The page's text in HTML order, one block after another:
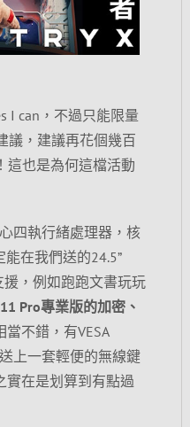
I can，不過只能限量
議，建議再花個幾百
這也是為何這檔活動
四執行緒處理器，核
在我們送的24.5”
，例如跑跑文書玩玩
Pro專業版的加密、
不錯，有VESA
上一套輕便的無線鍵
實在是划算到有點過